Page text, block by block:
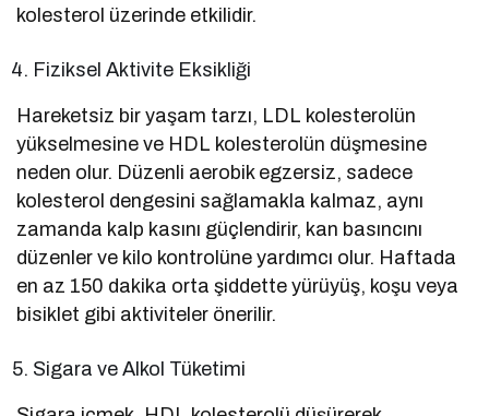
kolesterol üzerinde etkilidir.
Fiziksel Aktivite Eksikliği
Hareketsiz bir yaşam tarzı, LDL kolesterolün
yükselmesine ve HDL kolesterolün düşmesine
neden olur. Düzenli aerobik egzersiz, sadece
kolesterol dengesini sağlamakla kalmaz, aynı
zamanda kalp kasını güçlendirir, kan basıncını
düzenler ve kilo kontrolüne yardımcı olur. Haftada
en az 150 dakika orta şiddette yürüyüş, koşu veya
bisiklet gibi aktiviteler önerilir.
Sigara ve Alkol Tüketimi